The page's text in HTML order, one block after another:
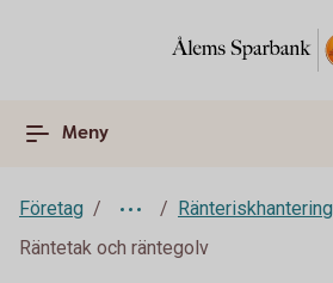
Meny
Företag
Ränteriskhantering
Räntetak och räntegolv